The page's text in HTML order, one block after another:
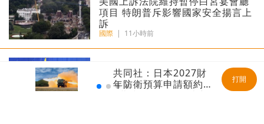
項目 特朗普斥影響國家安全揚言上
訴
國際 | 11小時前
德拉埃斯普列亞就任哥倫比亞總
統 展現對非法武裝組織強硬立場
國際 |12小時前
共同社：日本2027財
年防衛預算申請額約8.
9萬億日元 創歷史新
打開